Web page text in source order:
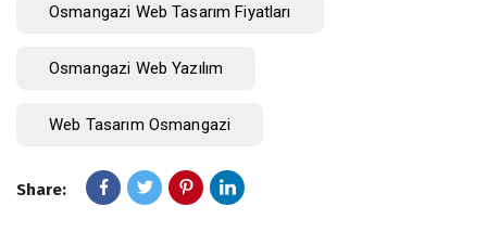
Osmangazi Web Tasarım Fiyatları
Osmangazi Web Yazılım
Web Tasarım Osmangazi
Share: